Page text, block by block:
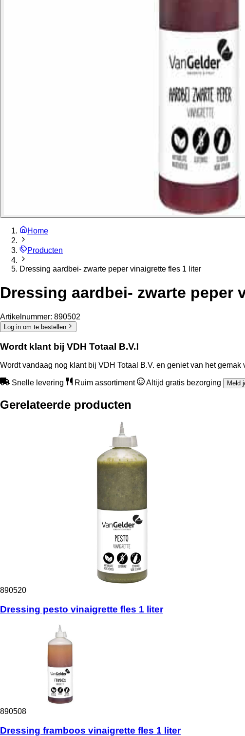
Home
Producten
Dressing aardbei- zwarte peper vinaigrette fles 1 liter
Dressing aardbei- zwarte peper
Artikelnummer: 890502
Log in om te bestellen
Wordt klant bij VDH Totaal B.V.!
Wordt vandaag nog klant bij VDH Totaal B.V. en geniet van het
Snelle levering Ruim assortiment Altijd gratis bezorging Meld
Gerelateerde producten
890520
Dressing pesto vinaigrette fles 1 liter
890508
Dressing framboos vinaigrette fles 1 liter